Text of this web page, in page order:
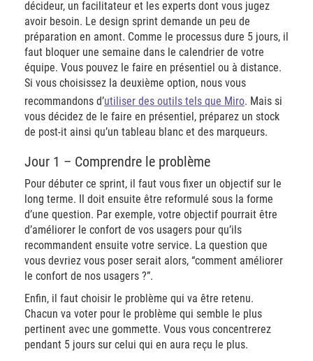
décideur, un facilitateur et les experts dont vous jugez
avoir besoin. Le design sprint demande un peu de
préparation en amont. Comme le processus dure 5 jours, il
faut bloquer une semaine dans le calendrier de votre
équipe. Vous pouvez le faire en présentiel ou à distance.
Si vous choisissez la deuxième option, nous vous
recommandons d’utiliser des outils tels que Miro. Mais si
vous décidez de le faire en présentiel, préparez un stock
de post-it ainsi qu’un tableau blanc et des marqueurs.
Jour 1 – Comprendre le problème
Pour débuter ce sprint, il faut vous fixer un objectif sur le
long terme. Il doit ensuite être reformulé sous la forme
d’une question. Par exemple, votre objectif pourrait être
d’améliorer le confort de vos usagers pour qu’ils
recommandent ensuite votre service. La question que
vous devriez vous poser serait alors, “comment améliorer
le confort de nos usagers ?”.
Enfin, il faut choisir le problème qui va être retenu.
Chacun va voter pour le problème qui semble le plus
pertinent avec une gommette. Vous vous concentrerez
pendant 5 jours sur celui qui en aura reçu le plus.